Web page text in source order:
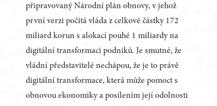
připravovaný Národní plán obnovy, v jehož
první verzi počítá vláda z celkové částky 172
miliard korun s alokací pouhé 1 miliardy na
digitální transformaci podniků. Je smutné, že
vládní představitelé nechápou, že je to právě
digitální transformace, která může pomoct s
obnovou ekonomiky a posílením její odolnosti